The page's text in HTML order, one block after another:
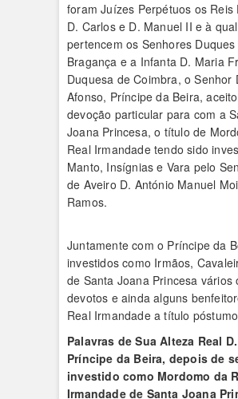
foram Juízes Perpétuos os Reis
D. Carlos e D. Manuel II e à qual
pertencem os Senhores
Bragança e a Infanta D. Maria
Duquesa de Coimbra, o Senhor
Afonso, Príncipe da Beira,
devoção particular para com a
Joana Princesa, o título de
Real Irmandade tendo sido
Manto, Insígnias e Vara pelo
de Aveiro D. António Manuel
Ramos.
Juntamente com o Príncipe da
investidos como Irmãos,
de Santa Joana Princesa vários
devotos e ainda alguns
Real Irmandade a título
Palavras de Sua Alteza Real
Príncipe da Beira, depois de
investido como Mordomo da
Irmandade de Santa Joana